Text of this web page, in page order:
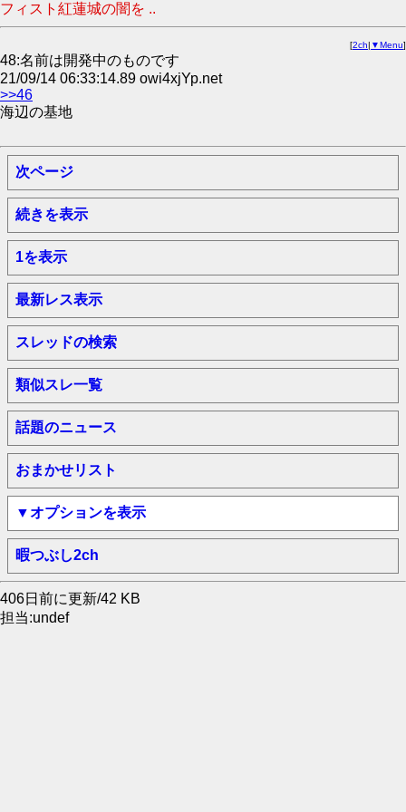
フィスト紅蓮城の闇を ..
[2ch| ▼Menu]
48:名前は開発中のものです
21/09/14 06:33:14.89 owi4xjYp.net
>>46
海辺の基地
次ページ
続きを表示
1を表示
最新レス表示
スレッドの検索
類似スレ一覧
話題のニュース
おまかせリスト
▼オプションを表示
暇つぶし2ch
406日前に更新/42 KB
担当:undef